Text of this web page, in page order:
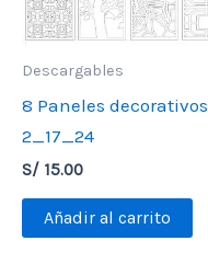
Descargables
8 Paneles decorativos
2_17_24
S/ 15.00
Añadir al carrito